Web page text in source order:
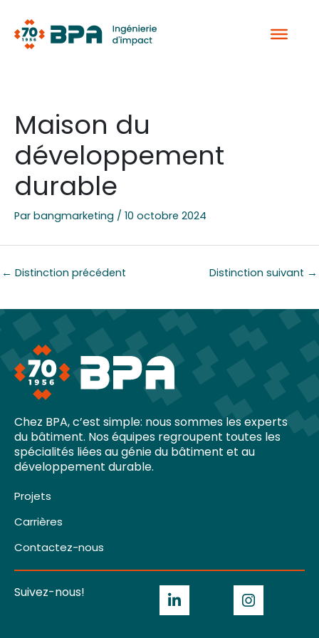
contenu
Maison du
développement
durable
Par bangmarketing / 10 octobre 2024
← Distinction précédent Distinction suivant →
Chez BPA, c’est simple: nous sommes les experts
du bâtiment. Nos équipes regroupent toutes les
spécialités liées au génie du bâtiment et au
développement durable.
Projets
Carrières
Contactez-nous
Suivez-nous!